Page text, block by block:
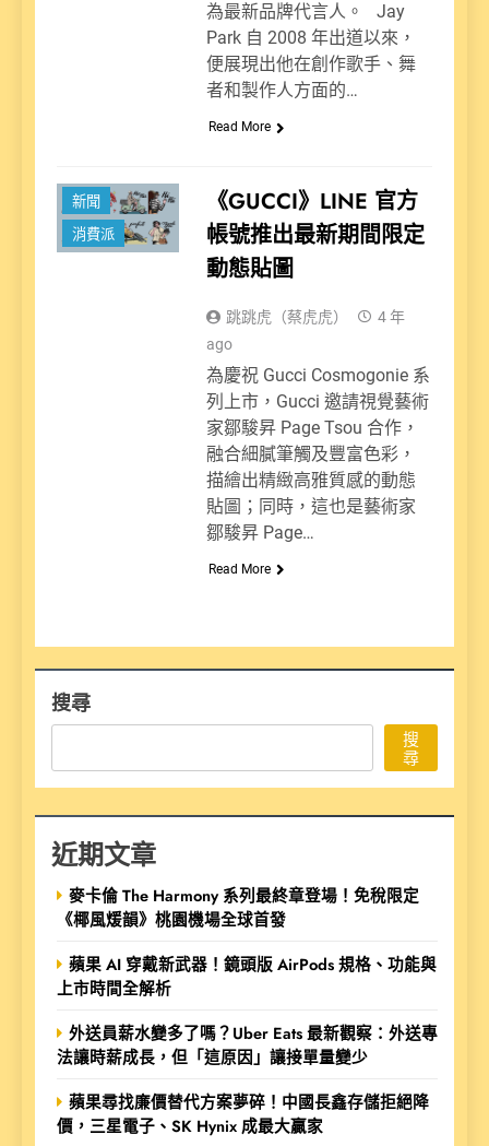
為最新品牌代言人。 Jay
Park 自 2008 年出道以來，
便展現出他在創作歌手、舞
者和製作人方面的…
Read More
新聞
消費派
《GUCCI》LINE 官方
帳號推出最新期間限定
動態貼圖
跳跳虎（蔡虎虎）
4 年
ago
為慶祝 Gucci Cosmogonie 系
列上市，Gucci 邀請視覺藝術
家鄒駿昇 Page Tsou 合作，
融合細膩筆觸及豐富色彩，
描繪出精緻高雅質感的動態
貼圖；同時，這也是藝術家
鄒駿昇 Page…
Read More
搜尋
搜
尋
近期文章
麥卡倫 The Harmony 系列最終章登場！免稅限定
《椰風煖韻》桃園機場全球首發
蘋果 AI 穿戴新武器！鏡頭版 AirPods 規格、功能與
上市時間全解析
外送員薪水變多了嗎？Uber Eats 最新觀察：外送專
法讓時薪成長，但「這原因」讓接單量變少
蘋果尋找廉價替代方案夢碎！中國長鑫存儲拒絕降
價，三星電子、SK Hynix 成最大贏家